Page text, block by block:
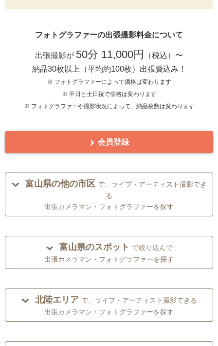
フォトグラファーの出張撮影料金について
出張撮影が 50分 11,000円
（税込）〜
納品30枚以上（平均約100枚）出張費込み！
※ フォトグラファーによって価格は変わります
※ 平日と土日祝で価格は変わります
※ フォトグラファーや撮影状況によって、納品枚数は変わります
会員登録
富山県の他の市区 で、ライブ・アーティスト撮影でき
る
出張カメラマン・フォトグラファーを探す
富山県のスポット で絞り込んで
出張カメラマン・フォトグラファーを探す
北陸エリア で、ライブ・アーティスト撮影できる
出張カメラマン・フォトグラファーを探す